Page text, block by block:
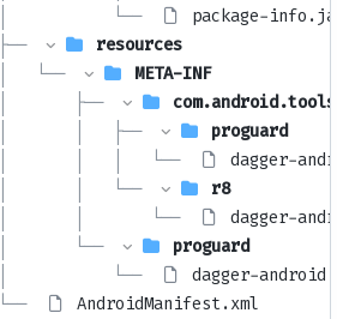
└──
package-info.java
resources
└──
META-INF
├──
com.android.tools
│   ├──
proguard
│   │   └──
dagger-
│   └──
r8
│       │       └──
dagger-
└──
proguard
└──
dagger-
AndroidManifest.xml